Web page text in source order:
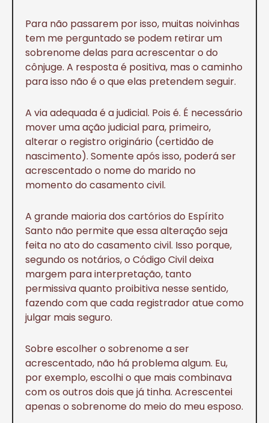
Para não passarem por isso, muitas noivinhas
tem me perguntado se podem retirar um
sobrenome delas para acrescentar o do
cônjuge. A resposta é positiva, mas o caminho
para isso não é o que elas pretendem seguir.
A via adequada é a judicial. Pois é. É necessário
mover uma ação judicial para, primeiro,
alterar o registro originário (certidão de
nascimento). Somente após isso, poderá ser
acrescentado o nome do marido no
momento do casamento civil.
A grande maioria dos cartórios do Espírito
Santo não permite que essa alteração seja
feita no ato do casamento civil. Isso porque,
segundo os notários, o Código Civil deixa
margem para interpretação, tanto
permissiva quanto proibitiva nesse sentido,
fazendo com que cada registrador atue como
julgar mais seguro.
Sobre escolher o sobrenome a ser
acrescentado, não há problema algum. Eu,
por exemplo, escolhi o que mais combinava
com os outros dois que já tinha. Acrescentei
apenas o sobrenome do meio do meu esposo.